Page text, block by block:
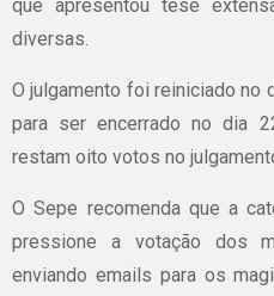
que apresentou tese
diversas.
O julgamento foi reiniciado no
para ser encerrado no dia
restam oito votos no
O Sepe recomenda que a
pressione a votação dos
enviando emails para os